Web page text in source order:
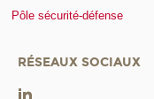
Pôle sécurité-défense
RÉSEAUX SOCIAUX